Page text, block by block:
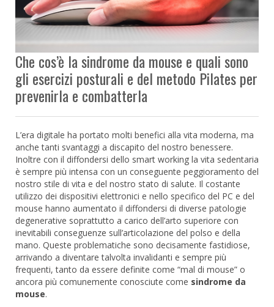
Che cos’è la sindrome da mouse e quali sono
gli esercizi posturali e del metodo Pilates per
prevenirla e combatterla
L’era digitale ha portato molti benefici alla vita moderna, ma
anche tanti svantaggi a discapito del nostro benessere.
Inoltre con il diffondersi dello smart working la vita sedentaria
è sempre più intensa con un conseguente peggioramento del
nostro stile di vita e del nostro stato di salute. Il costante
utilizzo dei dispositivi elettronici e nello specifico del PC e del
mouse hanno aumentato il diffondersi di diverse patologie
degenerative soprattutto a carico dell’arto superiore con
inevitabili conseguenze sull’articolazione del polso e della
mano. Queste problematiche sono decisamente fastidiose,
arrivando a diventare talvolta invalidanti e sempre più
frequenti, tanto da essere definite come “mal di mouse” o
ancora più comunemente conosciute come sindrome da
mouse.